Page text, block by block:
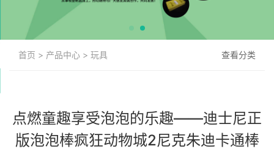
首页 > 产品中心 > 玩具 查看分类
点燃童趣享受泡泡的乐趣——迪士尼正
版泡泡棒疯狂动物城2尼克朱迪卡通棒